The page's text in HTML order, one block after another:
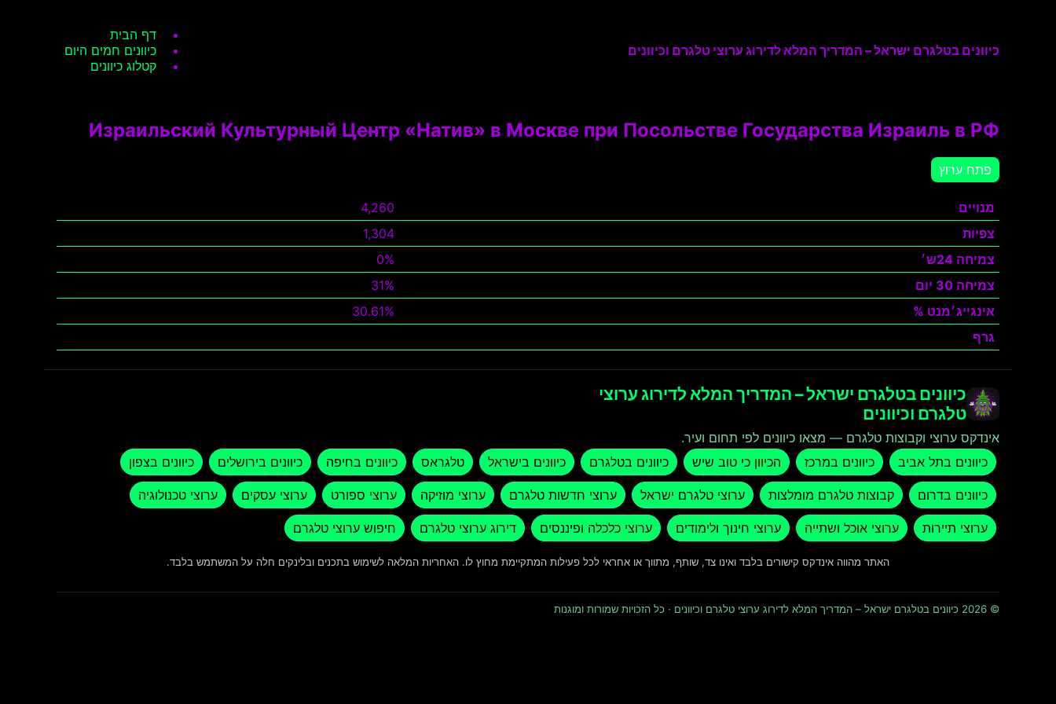
כיוונים בטלגרם ישראל – המדריך המלא לדירוג ערוצי טלגרם וכיוונים
דף הבית
כיוונים חמים היום
קטלוג כיוונים
Израильский Культурный Центр «Натив» в Москве при Посольстве Государства Израиль в РФ
פתח ערוץ
מנויים
4,260
צפיות
1,304
צמיחה 24ש׳
0%
צמיחה 30 יום
31%
אינגייג׳מנט %
30.61%
גרף
כיוונים בטלגרם ישראל – המדריך המלא לדירוג ערוצי
טלגרם וכיוונים
אינדקס ערוצי וקבוצות טלגרם — מצאו כיוונים לפי תחום ועיר.
כיוונים בתל אביב
כיוונים במרכז הכיוון כי טוב שיש כיוונים בטלגרם כיוונים בישראל טלגראס כיוונים בחיפה כיוונים בירושלים כיוונים בצפון
כיוונים בדרום קבוצות טלגרם מומלצות ערוצי טלגרם ישראל ערוצי חדשות טלגרם ערוצי מוזיקה ערוצי ספורט ערוצי עסקים ערוצי טכנולוגיה
ערוצי תיירות ערוצי אוכל ושתייה ערוצי חינוך ולימודים ערוצי כלכלה ופיננסים דירוג ערוצי טלגרם חיפוש ערוצי טלגרם
האתר מהווה אינדקס קישורים בלבד ואינו צד, שותף, מתווך או אחראי לכל פעילות המתקיימת מחוץ לו. האחריות המלאה לשימוש בתכנים ובלינקים חלה על המשתמש בלבד.
© 2026 כיוונים בטלגרם ישראל – המדריך המלא לדירוג ערוצי טלגרם וכיוונים · כל הזכויות שמורות ומוגנות